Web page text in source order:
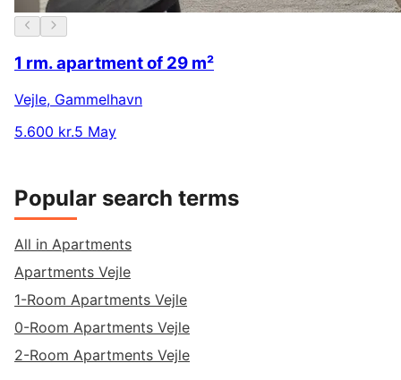
1 rm. apartment of 29 m²
Vejle, Gammelhavn
5.600 kr.5 May
Popular search terms
All in Apartments
Apartments Vejle
1-Room Apartments Vejle
0-Room Apartments Vejle
2-Room Apartments Vejle